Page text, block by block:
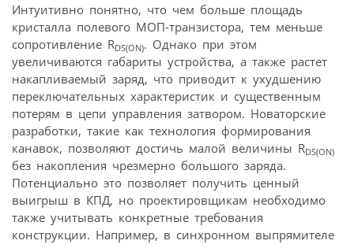
Интуитивно понятно, что чем больше площадь
кристалла полевого МОП-транзистора, тем меньше
сопротивление RDS(ON). Однако при этом
увеличиваются габариты устройства, а также растет
накапливаемый заряд, что приводит к ухудшению
переключательных характеристик и существенным
потерям в цепи управления затвором. Новаторские
разработки, такие как технология формирования
канавок, позволяют достичь малой величины RDS(ON)
без накопления чрезмерно большого заряда.
Потенциально это позволяет получить ценный
выигрыш в КПД, но проектировщикам необходимо
также учитывать конкретные требования
конструкции. Например, в синхронном выпрямителе